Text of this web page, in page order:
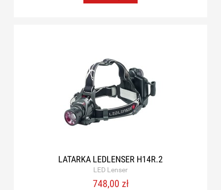
LATARKA LEDLENSER H14R.2
LED Lenser
748,00 zł